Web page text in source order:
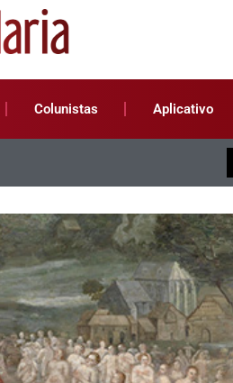
Colunistas Aplicativo